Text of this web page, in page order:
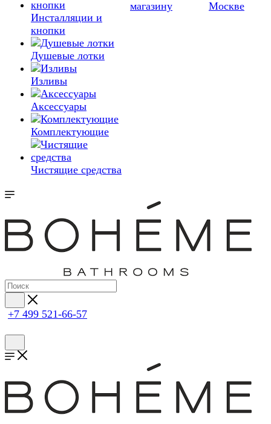
Инсталляции и
кнопки
Душевые лотки
Изливы
Аксессуары
Комплектующие
Чистящие средства
магазину
Москве
+7 499 521-66-57